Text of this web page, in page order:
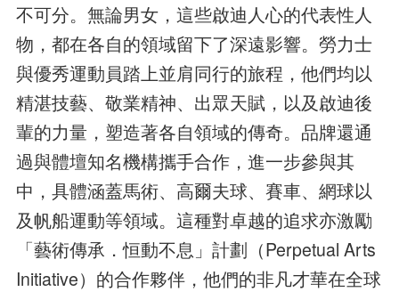
不可分。無論男女，這些啟迪人心的代表性人
物，都在各自的領域留下了深遠影響。勞力士
與優秀運動員踏上並肩同行的旅程，他們均以
精湛技藝、敬業精神、出眾天賦，以及啟迪後
輩的力量，塑造著各自領域的傳奇。品牌還通
過與體壇知名機構攜手合作，進一步參與其
中，具體涵蓋馬術、高爾夫球、賽車、網球以
及帆船運動等領域。這種對卓越的追求亦激勵
「藝術傳承．恒動不息」計劃（Perpetual Arts
Initiative）的合作夥伴，他們的非凡才華在全球